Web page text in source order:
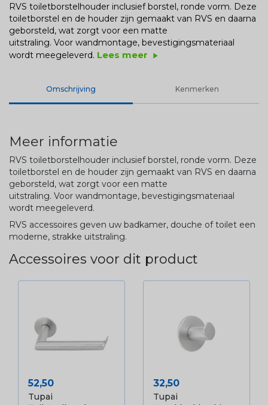
RVS toiletborstelhouder inclusief borstel, ronde vorm. Deze
toiletborstel en de houder zijn gemaakt van RVS en daarna
geborsteld, wat zorgt voor een matte
uitstraling. Voor wandmontage, bevestigingsmateriaal
wordt meegeleverd. Lees meer play_arrow
Omschrijving Kenmerken
Meer informatie
RVS toiletborstelhouder inclusief borstel, ronde vorm. Deze
toiletborstel en de houder zijn gemaakt van RVS en daarna
geborsteld, wat zorgt voor een matte
uitstraling. Voor wandmontage, bevestigingsmateriaal
wordt meegeleverd.
RVS accessoires geven uw badkamer, douche of toilet een
moderne, strakke uitstraling.
Accessoires voor dit product
Prijs
52,50
Tupai
Prijs
32,50
Tupai